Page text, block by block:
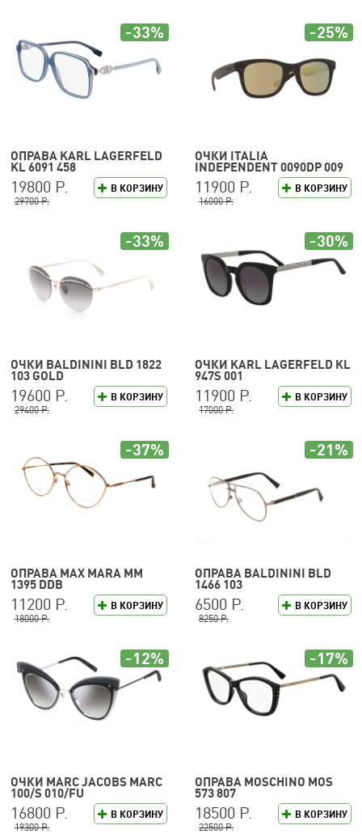
ОПРАВА KARL LAGERFELD
KL 6091 458
В КОРЗИНУ
19800 Р.
29700 Р.
-33%
ОЧКИ ITALIA
INDEPENDENT 0090DP 009
120
В КОРЗИНУ
11900 Р.
16000 Р.
-25%
ОЧКИ BALDININI BLD 1822
103 GOLD
В КОРЗИНУ
19600 Р.
29400 Р.
-33%
ОЧКИ KARL LAGERFELD KL
947S 001
В КОРЗИНУ
11900 Р.
17000 Р.
-30%
ОПРАВА MAX MARA MM
1395 DDB
В КОРЗИНУ
11200 Р.
18000 Р.
-37%
ОПРАВА BALDININI BLD
1466 103
В КОРЗИНУ
6500 Р.
8250 Р.
-21%
ОЧКИ MARC JACOBS MARC
100/S 010/FU
В КОРЗИНУ
16800 Р.
19300 Р.
-12%
ОПРАВА MOSCHINO MOS
573 807
В КОРЗИНУ
18500 Р.
22500 Р.
-17%